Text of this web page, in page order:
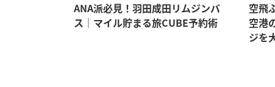
ANA派必見！羽田成田リムジンバ
ス｜マイル貯まる旅CUBE予約術
空飛
空港
ジを